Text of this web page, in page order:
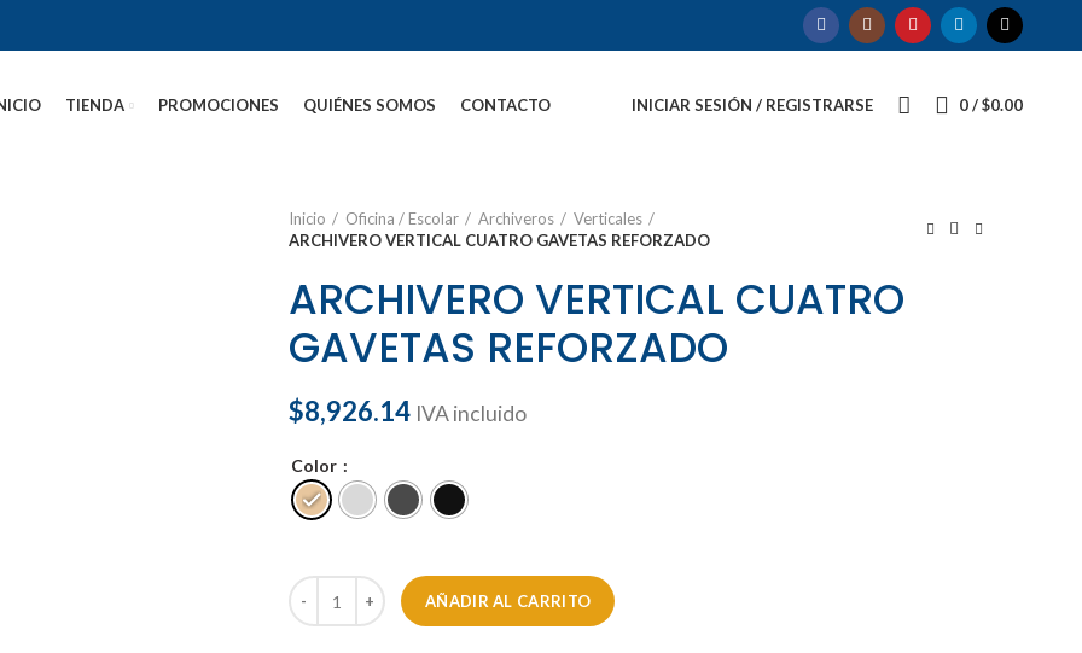
TIENDA PROMOCIONES QUIÉNES SOMOS CONTACTO INICIAR SESIÓN / REGISTRARSE 0/ $0.00
Inicio Oficina / Escolar Archiveros
Verticales
ARCHIVERO VERTICAL CUATRO GAVETAS REFORZADO
ARCHIVERO VERTICAL CUATRO
GAVETAS REFORZADO
$8,926.14 IVA incluido
Color
AÑADIR AL CARRITO